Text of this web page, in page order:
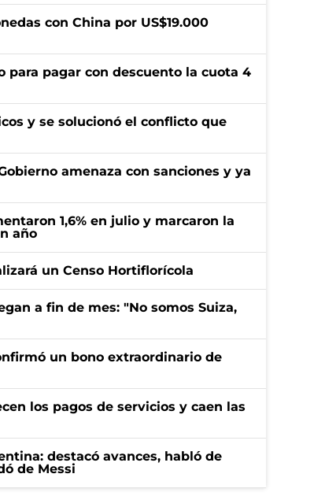
con China por US$19.000
para pagar con descuento la cuota 4
y se solucionó el conflicto que
amenaza con sanciones y ya
1,6% en julio y marcaron la
año
un Censo Hortiflorícola
a fin de mes: "No somos Suiza,
un bono extraordinario de
los pagos de servicios y caen las
destacó avances, habló de
de Messi